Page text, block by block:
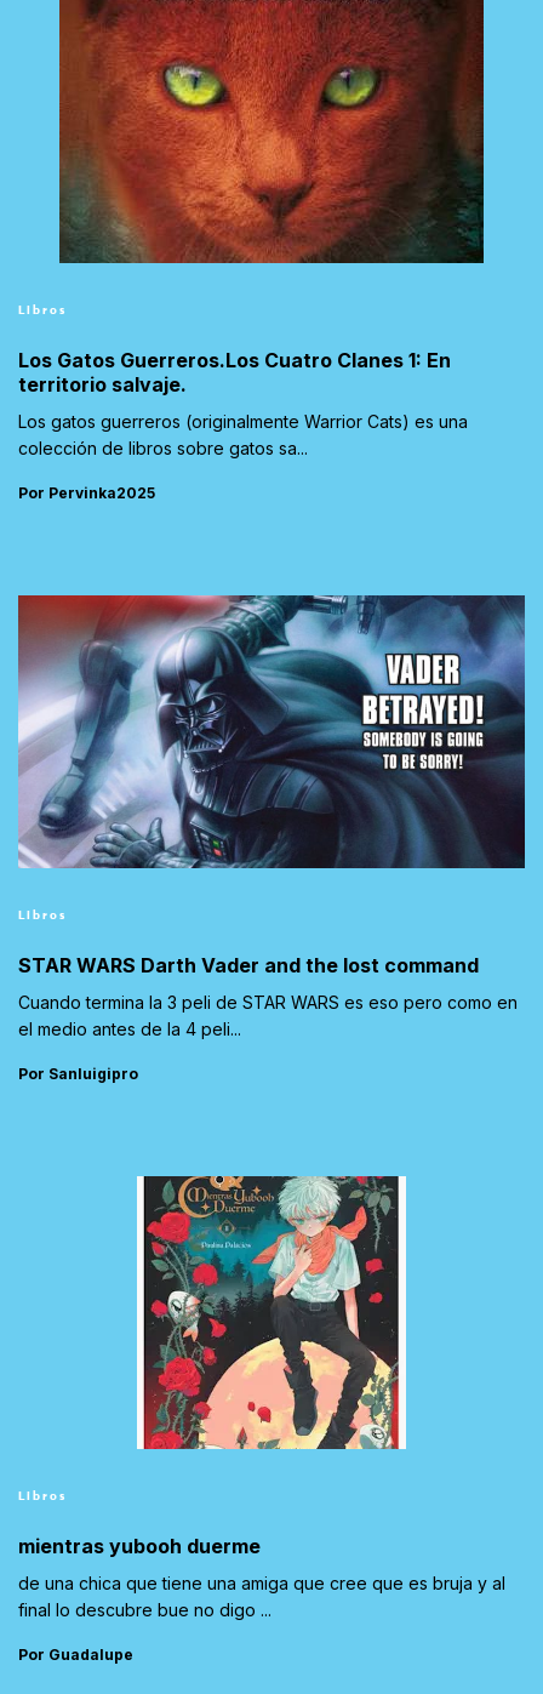
Libros
Los Gatos Guerreros.Los Cuatro Clanes 1: En
territorio salvaje.
Los gatos guerreros (originalmente Warrior Cats) es una
colección de libros sobre gatos sa...
Por Pervinka2025
Libros
STAR WARS Darth Vader and the lost command
Cuando termina la 3 peli de STAR WARS es eso pero como en
el medio antes de la 4 peli...
Por Sanluigipro
Libros
mientras yubooh duerme
de una chica que tiene una amiga que cree que es bruja y al
final lo descubre bue no digo ...
Por Guadalupe